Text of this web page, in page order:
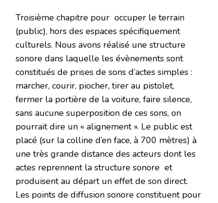
Troisième chapitre pour occuper le terrain
(public), hors des espaces spécifiquement
culturels. Nous avons réalisé une structure
sonore dans laquelle les évènements sont
constitués de prises de sons d’actes simples :
marcher, courir, piocher, tirer au pistolet,
fermer la portière de la voiture, faire silence,
sans aucune superposition de ces sons, on
pourrait dire un « alignement ». Le public est
placé (sur la colline d’en face, à 700 mètres) à
une très grande distance des acteurs dont les
actes reprennent la structure sonore et
produisent au départ un effet de son direct.
Les points de diffusion sonore constituent pour